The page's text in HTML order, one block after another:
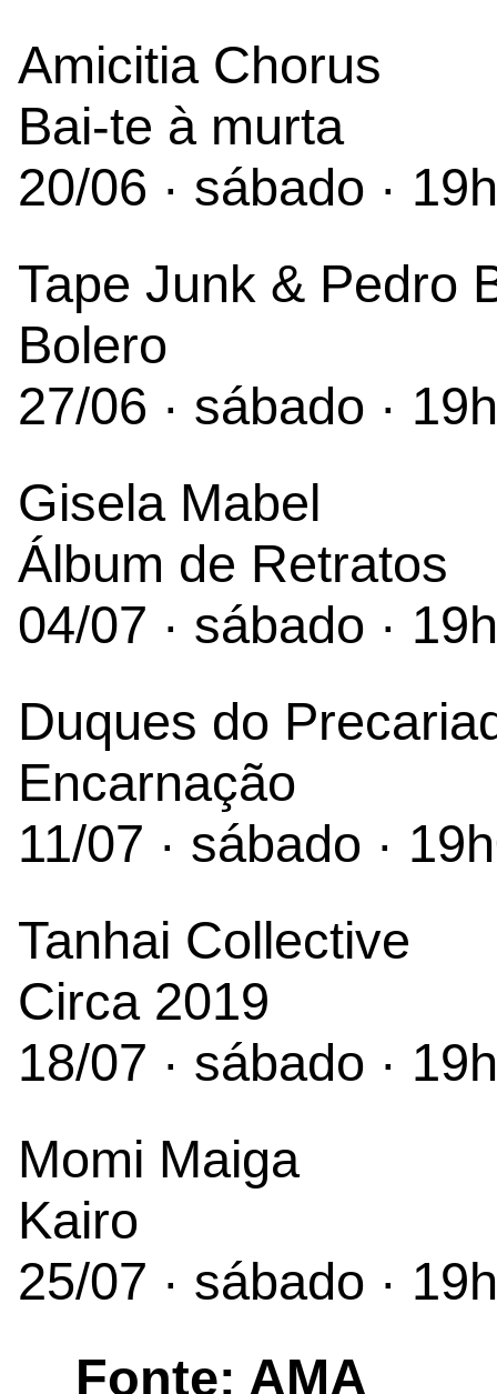
Amicitia Chorus
Bai-te à murta
20/06 · sábado ·
Tape Junk & Pedro
Bolero
27/06 · sábado ·
Gisela Mabel
Álbum de Retratos
04/07 · sábado ·
Duques do
Encarnação
11/07 · sábado ·
Tanhai Collective
Circa 2019
18/07 · sábado ·
Momi Maiga
Kairo
25/07 · sábado ·
Fonte: AMA